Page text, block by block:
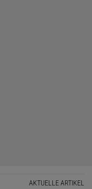
AKTUELLE ARTIKEL